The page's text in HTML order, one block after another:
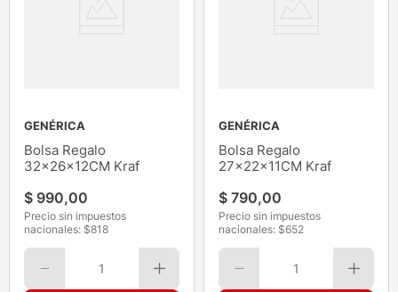
GENÉRICA
Bolsa Regalo
32x26x12CM Kraf
$ 990,00
Precio sin impuestos
nacionales: $818
1
GENÉRICA
Bolsa Regalo
27x22x11CM Kraf
$ 790,00
Precio sin impuestos
nacionales: $652
1